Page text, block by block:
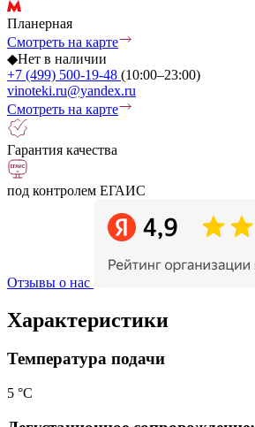
Планерная
Смотреть на карте
◆Нет в наличии
+7 (499) 500-19-48 (10:00–23:00)
vinoteki.ru@yandex.ru
Смотреть на карте
Гарантия качества
под контролем ЕГАИС
Отзывы о нас
Характеристики
Температура подачи
5 °С